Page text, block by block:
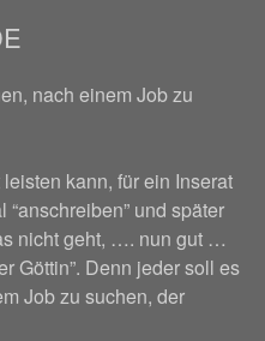
nach einem Job zu
kann, für ein Inserat
und später
nicht geht, …. nun gut …
Göttin”. Denn jeder soll es
Job zu suchen, der